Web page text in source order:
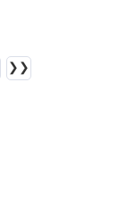
❯❯